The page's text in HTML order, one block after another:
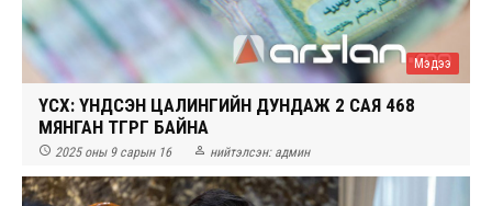
Мэдээ
ҮСХ: ҮНДСЭН ЦАЛИНГИЙН ДУНДАЖ 2 САЯ 468
МЯНГАН ТӨГРӨГ БАЙНА
 2025 оны 9 сарын 16  нийтэлсэн: админ